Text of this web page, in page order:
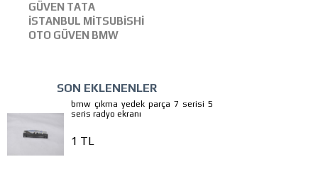
GÜVEN TATA
İSTANBUL MİTSUBİSHİ
OTO GÜVEN BMW
SON EKLENENLER
bmw çıkma yedek parça 7 serisi 5
seris radyo ekranı
1 TL